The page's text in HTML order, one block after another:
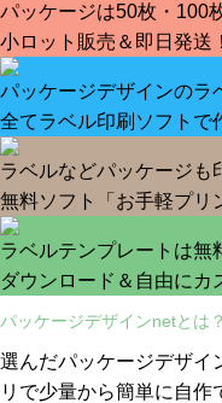
パッケージは50枚・100
小ロット販売＆即日発送！
パッケージデザインのラ
全てラベル印刷ソフトで
ラベルなどパッケージも
無料ソフト「お手軽プリ
ラベルテンプレートは無
ダウンロード＆自由にカ
パッケージデザインnetとは？
選んだパッケージデザイ
リで少量から簡単に自